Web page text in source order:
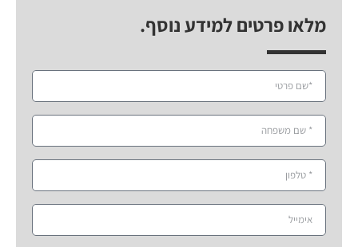
מלאו פרטים למידע נוסף.